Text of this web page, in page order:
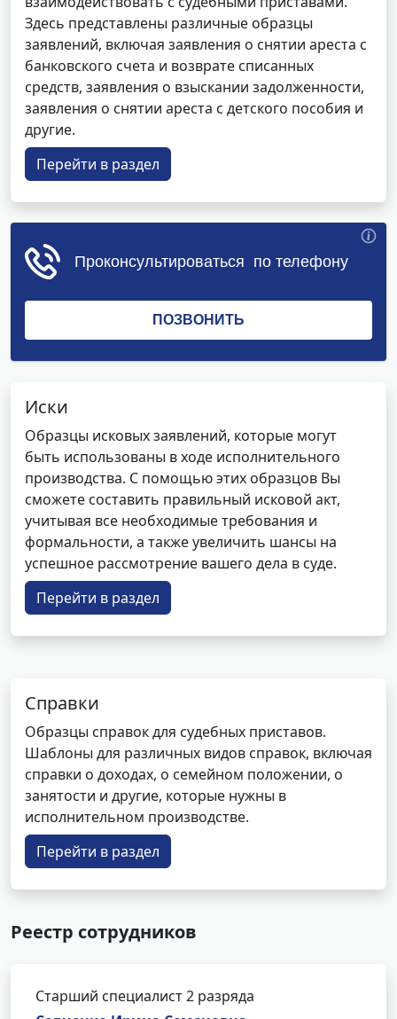
Здесь представлены различные образцы
заявлений, включая заявления о снятии ареста с
банковского счета и возврате списанных
средств, заявления о взыскании задолженности,
заявления о снятии ареста с детского пособия и
другие.
Перейти в раздел
Иски
Образцы исковых заявлений, которые могут
быть использованы в ходе исполнительного
производства. С помощью этих образцов Вы
сможете составить правильный исковой акт,
учитывая все необходимые требования и
формальности, а также увеличить шансы на
успешное рассмотрение вашего дела в суде.
Перейти в раздел
Справки
Образцы справок для судебных приставов.
Шаблоны для различных видов справок, включая
справки о доходах, о семейном положении, о
занятости и другие, которые нужны в
исполнительном производстве.
Перейти в раздел
Реестр сотрудников
Старший специалист 2 разряда